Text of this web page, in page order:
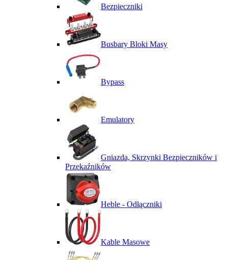
Bezpieczniki
Busbary Bloki Masy
Bypass
Emulatory
Gniazda, Skrzynki Bezpieczników i
Przekaźników
Heble - Odłączniki
Kable Masowe